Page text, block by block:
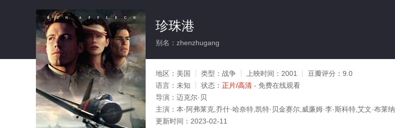
珍珠港
别名：zhenzhugang
地区： 美国 类型： 战争 上映时间： 2001 豆瓣评分： 9.0
语言： 未知 状态： 正片/高清 - 免费在线观看
导演： 迈克尔·贝
主演： 本·阿弗莱克,乔什·哈奈特,凯特·贝金赛尔,威廉姆·李·斯科特,艾文·布莱纳
更新时间： 2023-02-11